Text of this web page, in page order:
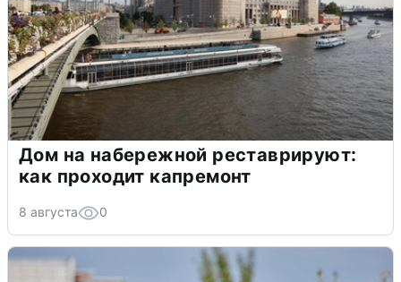
Дом на набережной реставрируют:
как проходит капремонт
8 августа 0